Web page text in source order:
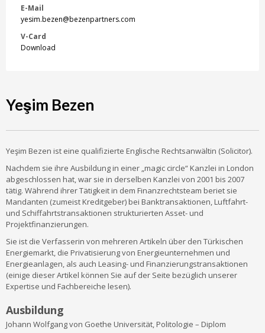
E-Mail
yesim.bezen@bezenpartners.com
V-Card
Download
Yeşim Bezen
Yeşim Bezen ist eine qualifizierte Englische Rechtsanwältin (Solicitor).
Nachdem sie ihre Ausbildung in einer „magic circle“ Kanzlei in London
abgeschlossen hat, war sie in derselben Kanzlei von 2001 bis 2007
tätig. Während ihrer Tätigkeit in dem Finanzrechtsteam beriet sie
Mandanten (zumeist Kreditgeber) bei Banktransaktionen, Luftfahrt-
und Schiffahrtstransaktionen strukturierten Asset- und
Projektfinanzierungen.
Sie ist die Verfasserin von mehreren Artikeln über den Türkischen
Energiemarkt, die Privatisierung von Energieunternehmen und
Energieanlagen, als auch Leasing- und Finanzierungstransaktionen
(einige dieser Artikel können Sie auf der Seite bezüglich unserer
Expertise und Fachbereiche lesen).
Ausbildung
Johann Wolfgang von Goethe Universität, Politologie – Diplom